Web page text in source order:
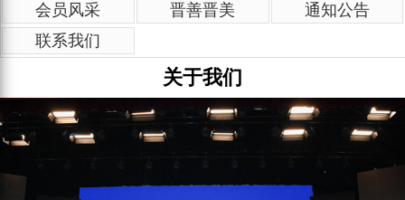
会员风采
晋善晋美
通知公告
联系我们
关于我们